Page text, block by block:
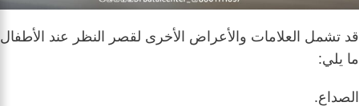
قد تشمل العلامات والأعراض الأخرى لقصر النظر عند الأطفال
ما يلي:
الصداع.